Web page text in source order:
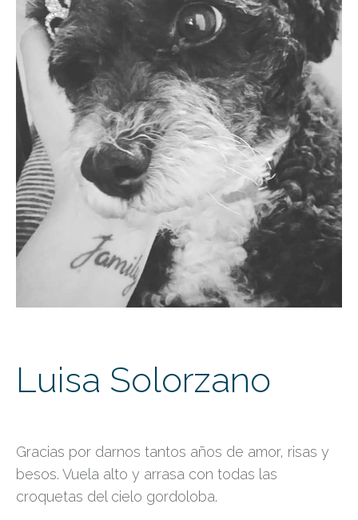
Luisa Solorzano
Gracias por darnos tantos años de amor, risas y
besos. Vuela alto y arrasa con todas las
croquetas del cielo gordoloba.